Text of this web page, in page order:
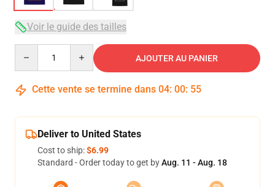
Voir le guide des tailles
AJOUTER AU PANIER
Cette vente se termine dans 04: 00: 54
Deliver to United States
Cost to ship:$6.99
Standard - Order today to get byAug. 11 - Aug. 18